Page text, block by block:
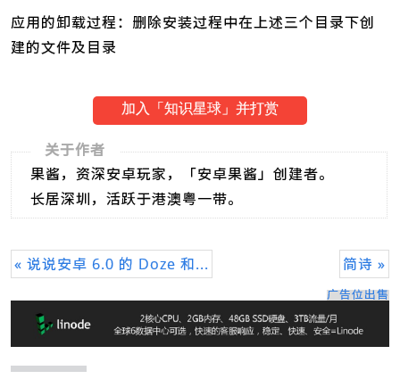
应用的卸载过程：删除安装过程中在上述三个目录下创
建的文件及目录
加入「知识星球」并打赏
关于作者
果酱，资深安卓玩家，「安卓果酱」创建者。
长居深圳，活跃于港澳粤一带。
« 说说安卓 6.0 的 Doze 和... 简诗 »
广告位出售